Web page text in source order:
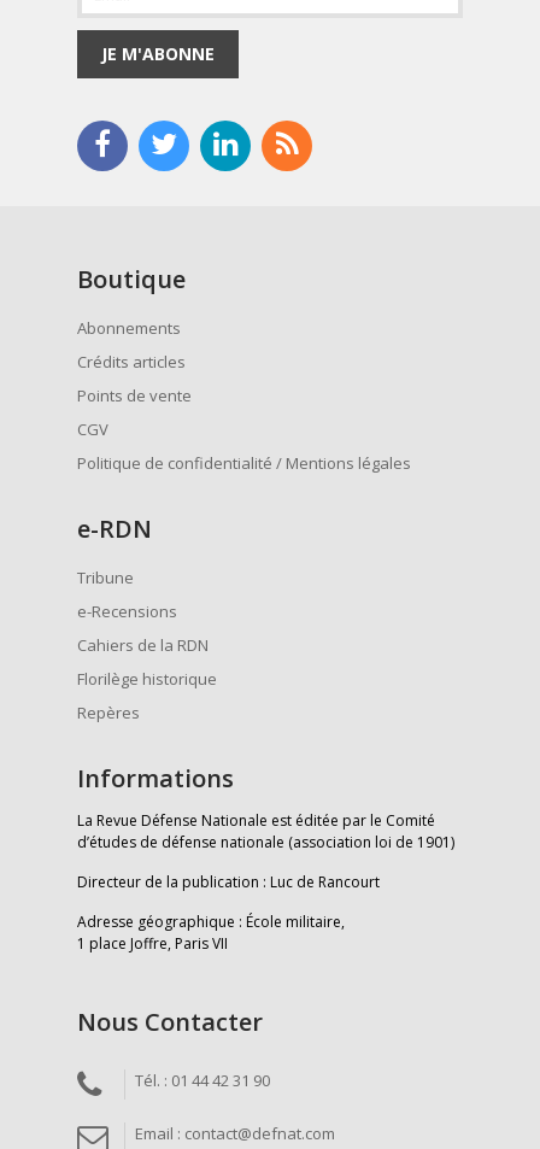
JE M'ABONNE
Boutique
Abonnements
Crédits articles
Points de vente
CGV
Politique de confidentialité / Mentions légales
e-RDN
Tribune
e-Recensions
Cahiers de la RDN
Florilège historique
Repères
Informations
La Revue Défense Nationale est éditée par le Comité
d’études de défense nationale (association loi de 1901)
Directeur de la publication : Luc de Rancourt
Adresse géographique : École militaire,
1 place Joffre, Paris VII
Nous Contacter
Tél. : 01 44 42 31 90
Email : contact@defnat.com